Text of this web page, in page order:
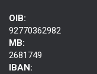
OIB:
92770362982
MB:
2681749
IBAN: